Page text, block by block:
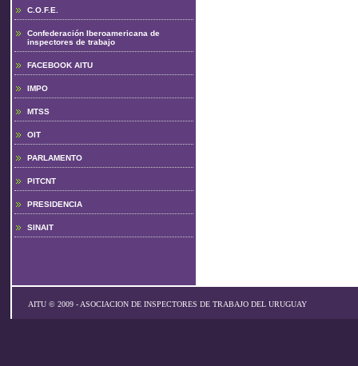
C.O.F.E.
Confederación Iberoamericana de
inspectores de trabajo
FACEBOOK AITU
IMPO
MTSS
OIT
PARLAMENTO
PITCNT
PRESIDENCIA
SINAIT
AITU © 2009 - ASOCIACION DE INSPECTORES DE TRABAJO DEL URUGUAY